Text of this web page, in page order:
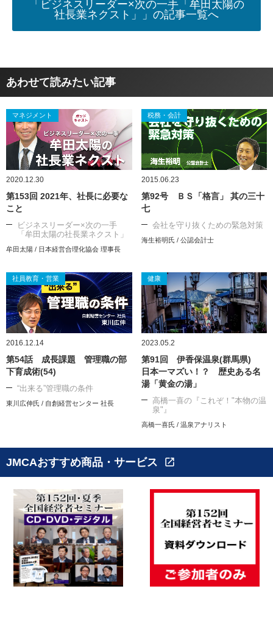
「ビジネスリーダー×次の一手「牟田太陽の
社長業ネクスト」」の記事一覧へ
あわせて読みたい記事
マネジメント
2020.12.30
第153回 2021年、社長に必要な
こと
ビジネスリーダー×次の一手
「牟田太陽の社長業ネクスト」
牟田太陽 / 日本経営合理化協会 理事長
税務・会計
2015.06.23
第92号 ＢＳ「格言」 其の三十
七
会社を守り抜くための緊急対策
海生裕明氏 / 公認会計士
社員教育・営業
2016.12.14
第54話 成長課題 管理職の部
下育成術(54)
“出来る”管理職の条件
東川広伸氏 / 自創経営センター 社長
健康
2023.05.2
第91回 伊香保温泉(群馬県)
日本一マズい！？ 歴史ある名
湯「黄金の湯」
高橋一喜の『これぞ！"本物の温
泉"』
高橋一喜氏 / 温泉アナリスト
JMCAおすすめ商品・サービス open_in_new